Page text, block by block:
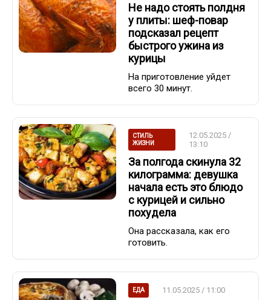
Не надо стоять полдня
у плиты: шеф-повар
подсказал рецепт
быстрого ужина из
курицы
На приготовление уйдет
всего 30 минут.
СТИЛЬ
ЖИЗНИ
12.05.2025 /
13:10
За полгода скинула 32
килограмма: девушка
начала есть это блюдо
с курицей и сильно
похудела
Она рассказала, как его
готовить.
ЕДА 11.05.2025 / 11:00